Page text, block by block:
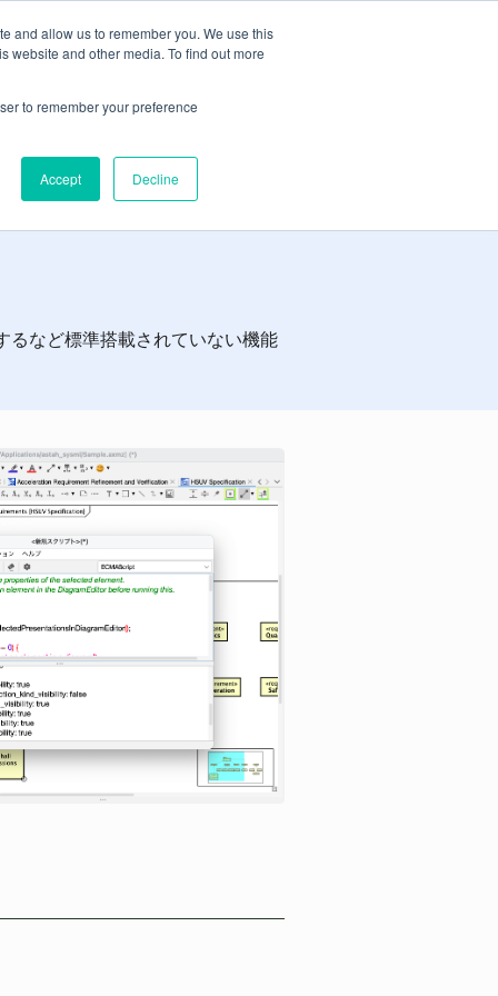
and allow us to remember you. We use this
website and other media. To find out more
to remember your preference
Accept Decline
無料トライアル
るなど標準搭載されていない機能